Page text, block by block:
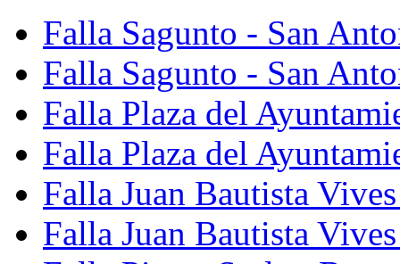
Falla Sagunto - San
Falla Sagunto - San
Falla Plaza del
Falla Plaza del
Falla Juan Bautista
Falla Juan Bautista